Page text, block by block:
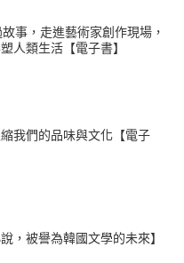
事，走進藝術家創作現場，
人類生活【電子書】
我們的品味與文化【電子
，被譽為韓國文學的未來】